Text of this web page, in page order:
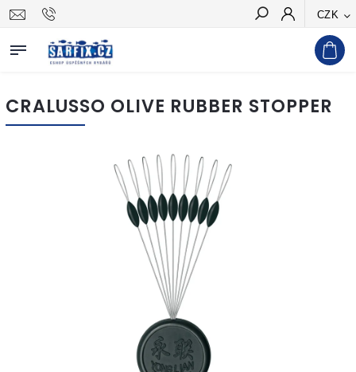
CZK
Hledat
CRALUSSO OLIVE RUBBER STOPPER